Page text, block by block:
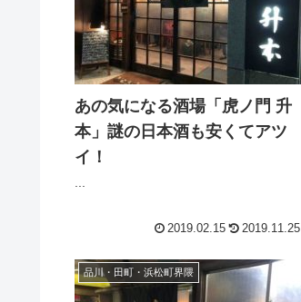
あの気になる酒場「虎ノ門 升
本」謎の日本酒も安くてアツ
イ！
2019.02.15 2019.11.25
品川・田町・浜松町界隈